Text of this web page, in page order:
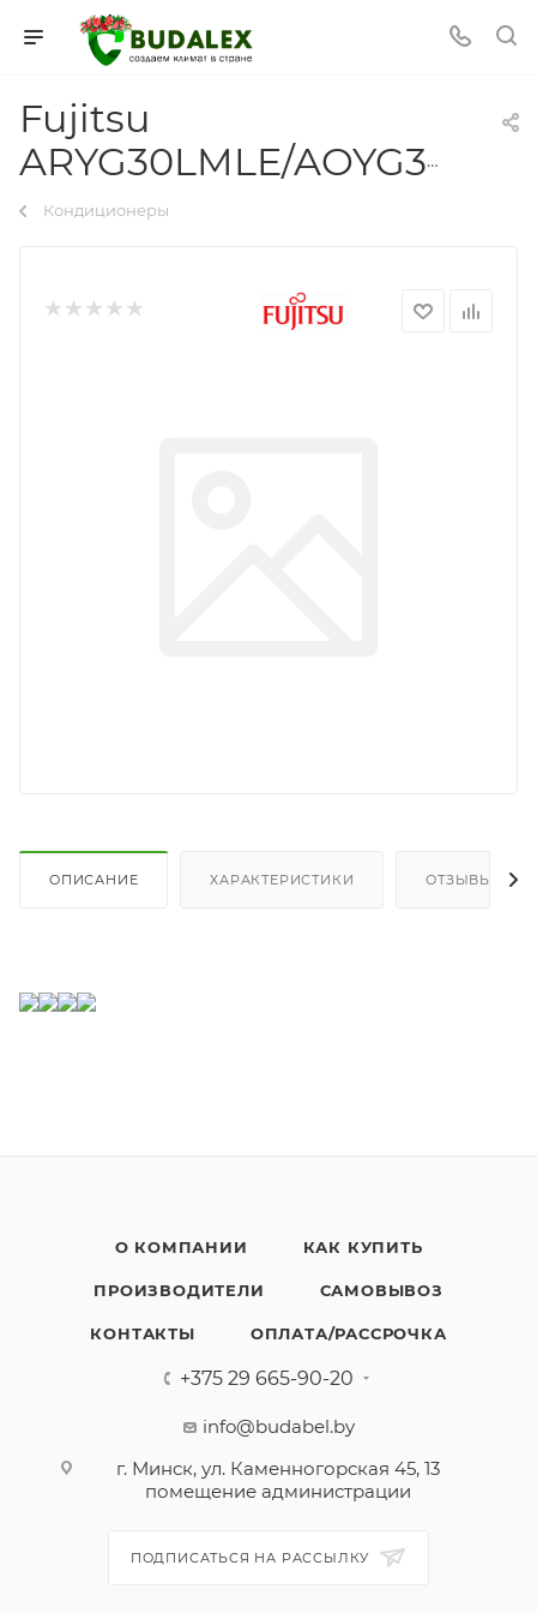
Fujitsu
ARYG30LMLE/AOYG30LETL
Кондиционеры
ОПИСАНИЕ ХАРАКТЕРИСТИКИ ОТЗЫВЫ
О КОМПАНИИ КАК КУПИТЬ
ПРОИЗВОДИТЕЛИ САМОВЫВОЗ
КОНТАКТЫ ОПЛАТА/РАССРОЧКА
+375 29 665-90-20
info@budabel.by
г. Минск, ул. Каменногорская 45, 13
помещение администрации
ПОДПИСАТЬСЯ НА РАССЫЛКУ